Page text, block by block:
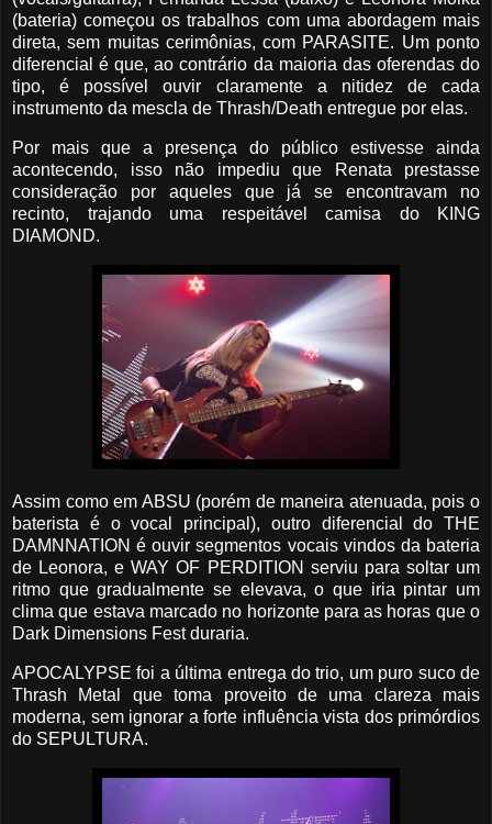
(bateria) começou os trabalhos com uma abordagem mais
direta, sem muitas cerimônias, com PARASITE. Um ponto
diferencial é que, ao contrário da maioria das oferendas do
tipo, é possível ouvir claramente a nitidez de cada
instrumento da mescla de Thrash/Death entregue por elas.
Por mais que a presença do público estivesse ainda
acontecendo, isso não impediu que Renata prestasse
consideração por aqueles que já se encontravam no
recinto, trajando uma respeitável camisa do KING
DIAMOND.
Assim como em ABSU (porém de maneira atenuada, pois o
baterista é o vocal principal), outro diferencial do THE
DAMNNATION é ouvir segmentos vocais vindos da bateria
de Leonora, e WAY OF PERDITION serviu para soltar um
ritmo que gradualmente se elevava, o que iria pintar um
clima que estava marcado no horizonte para as horas que o
Dark Dimensions Fest duraria.
APOCALYPSE foi a última entrega do trio, um puro suco de
Thrash Metal que toma proveito de uma clareza mais
moderna, sem ignorar a forte influência vista dos primórdios
do SEPULTURA.